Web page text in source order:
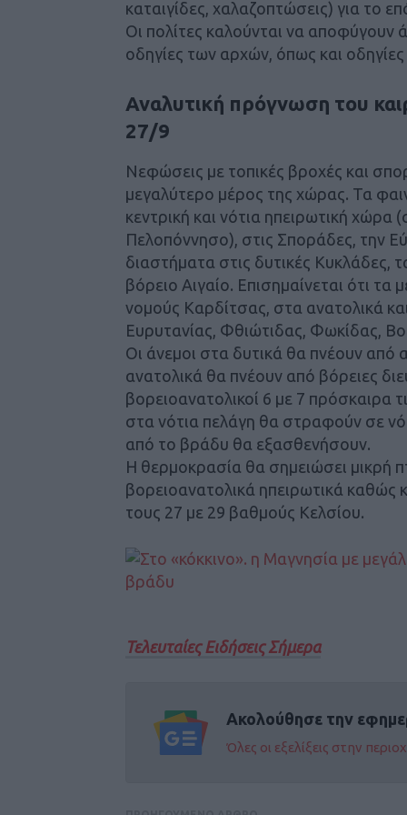
καταιγίδες, χαλαζοπτώσεις) για το
Οι πολίτες καλούνται να αποφύγουν
οδηγίες των αρχών, όπως και
Αναλυτική πρόγνωση του
27/9
Νεφώσεις με τοπικές βροχές και
μεγαλύτερο μέρος της χώρας. Τα
κεντρική και νότια ηπειρωτική
Πελοπόννησο), στις Σποράδες, την
διαστήματα στις δυτικές Κυκλάδες,
βόρειο Αιγαίο. Επισημαίνεται ότι
νομούς Καρδίτσας, στα ανατολικά
Ευρυτανίας, Φθιώτιδας, Φωκίδας,
Οι άνεμοι στα δυτικά θα πνέουν από
ανατολικά θα πνέουν από βόρειες
βορειοανατολικοί 6 με 7 πρόσκαιρα
στα νότια πελάγη θα στραφούν σε
από το βράδυ θα εξασθενήσουν.
Η θερμοκρασία θα σημειώσει μικρή
βορειοανατολικά ηπειρωτικά καθώς
τους 27 με 29 βαθμούς Κελσίου.
Τελευταίες Ειδήσεις Σήμερα
Ακολούθησε την
Όλες οι εξελίξεις στην